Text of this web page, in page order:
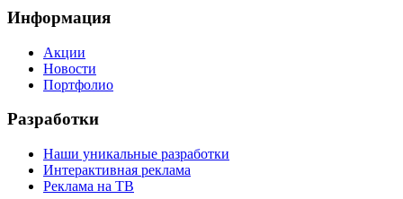
Информация
Акции
Новости
Портфолио
Разработки
Наши уникальные разработки
Интерактивная реклама
Реклама на ТВ